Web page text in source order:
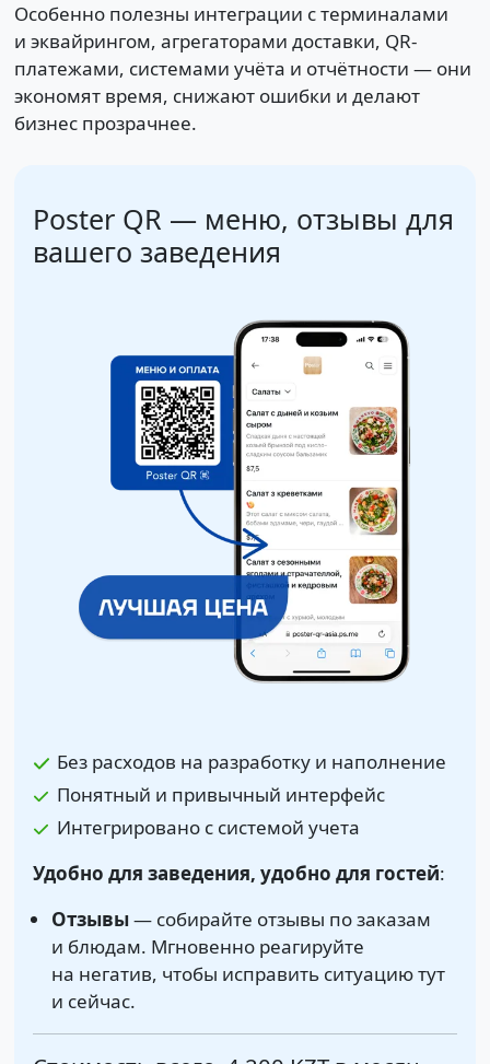
Особенно полезны интеграции с терминалами
и эквайрингом, агрегаторами доставки, QR-
платежами, системами учёта и отчётности — они
экономят время, снижают ошибки и делают
бизнес прозрачнее.
Poster QR — меню, отзывы для
вашего заведения
Без расходов на разработку и наполнение
Понятный и привычный интерфейс
Интегрировано с системой учета
Удобно для заведения, удобно для гостей:
Отзывы— собирайте отзывы по заказам
и блюдам. Мгновенно реагируйте
на негатив, чтобы исправить ситуацию тут
и сейчас.